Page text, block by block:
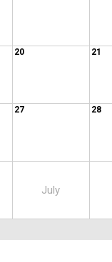
20 21
27 28
July